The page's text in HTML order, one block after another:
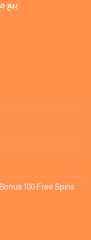
بيع
100 Free Spins